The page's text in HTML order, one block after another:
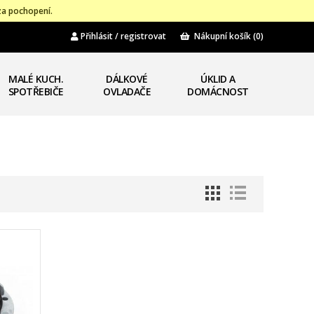
pochopení.
Přihlásit / registrovat Nákupní košík(0)
MALÉ KUCH.
SPOTŘEBIČE
DÁLKOVÉ
OVLADAČE
ÚKLID A
DOMÁCNOST